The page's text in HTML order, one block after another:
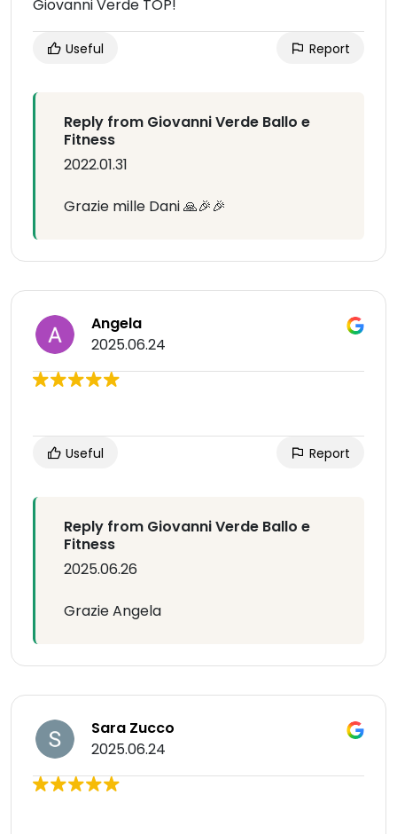
Giovanni Verde TOP!
Useful Report
Reply from Giovanni Verde Ballo e
Fitness
2022.01.31
Grazie mille Dani 🙏🎉🎉
Angela
2025.06.24
Useful Report
Reply from Giovanni Verde Ballo e
Fitness
2025.06.26
Grazie Angela
Sara Zucco
2025.06.24